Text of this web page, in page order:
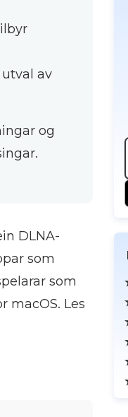
av
og
DLNA-
som
som
macOS. Les